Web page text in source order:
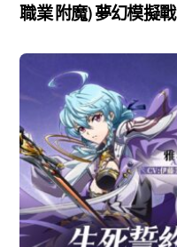
職業 附魔) 夢幻模擬戰